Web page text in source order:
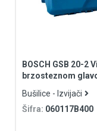
BOSCH GSB 20-2
brzosteznom
Bušilice - Izvijači
Šifra: 060117B400